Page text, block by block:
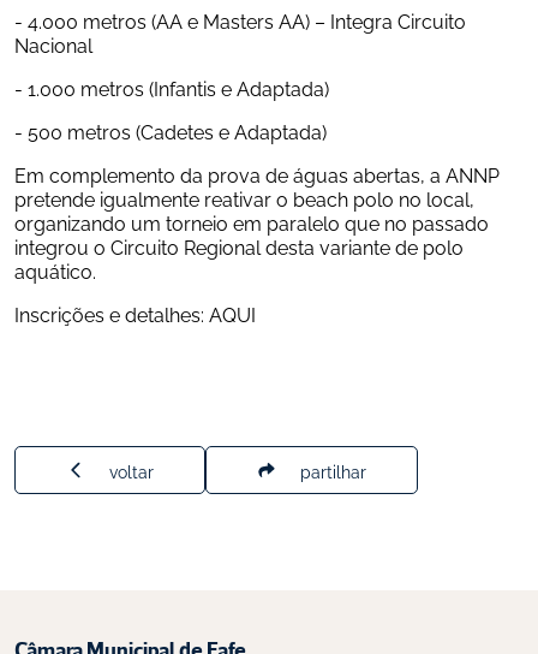
- 4.000 metros (AA e Masters AA) – Integra Circuito
Nacional
- 1.000 metros (Infantis e Adaptada)
- 500 metros (Cadetes e Adaptada)
Em complemento da prova de águas abertas, a ANNP
pretende igualmente reativar o beach polo no local,
organizando um torneio em paralelo que no passado
integrou o Circuito Regional desta variante de polo
aquático.
Inscrições e detalhes: AQUI
voltar partilhar